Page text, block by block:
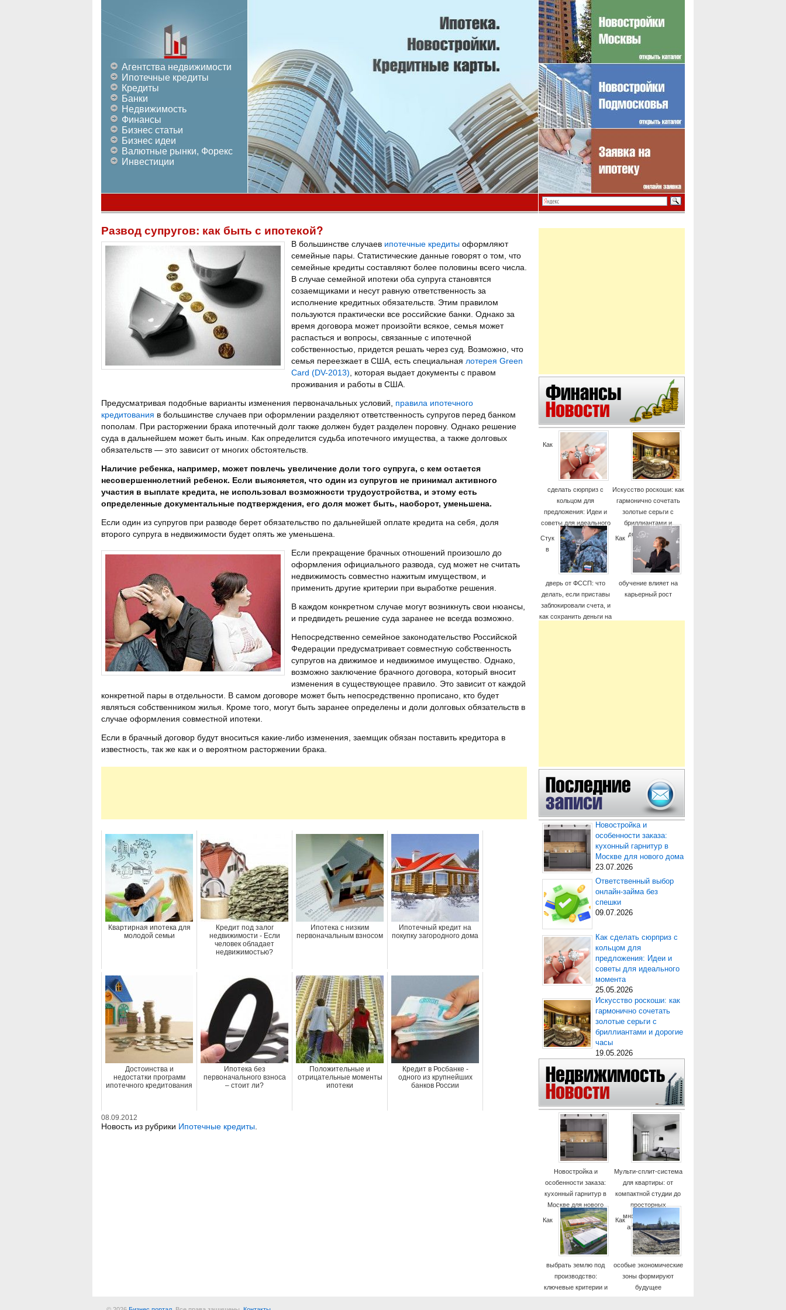
Агентства недвижимости
Ипотечные кредиты
Кредиты
Банки
Недвижимость
Финансы
Бизнес статьи
Бизнес идеи
Валютные рынки, Форекс
Инвестиции
Развод супругов: как быть с ипотекой?
В большинстве случаев ипотечные кредиты оформляют
семейные пары. Статистические данные говорят о том, что
семейные кредиты составляют более половины всего числа.
В случае семейной ипотеки оба супруга становятся
созаемщиками и несут равную ответственность за
исполнение кредитных обязательств. Этим правилом
пользуются практически все российские банки. Однако за
время договора может произойти всякое, семья может
распасться и вопросы, связанные с ипотечной
собственностью, придется решать через суд. Возможно, что
семья переезжает в США, есть специальная лотерея Green
Card (DV-2013) , которая выдает документы с правом
проживания и работы в США.
Предусматривая подобные варианты изменения первоначальных условий, правила ипотечного
кредитования в большинстве случаев при оформлении разделяют ответственность супругов перед банком
пополам. При расторжении брака ипотечный долг также должен будет разделен поровну. Однако решение
суда в дальнейшем может быть иным. Как определится судьба ипотечного имущества, а также долговых
обязательств — это зависит от многих обстоятельств.
Наличие ребенка, например, может повлечь увеличение доли того супруга, с кем остается
несовершеннолетний ребенок. Если выясняется, что один из супругов не принимал активного
участия в выплате кредита, не использовал возможности трудоустройства, и этому есть
определенные документальные подтверждения, его доля может быть, наоборот, уменьшена.
Если один из супругов при разводе берет обязательство по дальнейшей оплате кредита на себя, доля
второго супруга в недвижимости будет опять же уменьшена.
Если прекращение брачных отношений произошло до
оформления официального развода, суд может не считать
недвижимость совместно нажитым имуществом, и
применить другие критерии при выработке решения.
В каждом конкретном случае могут возникнуть свои нюансы,
и предвидеть решение суда заранее не всегда возможно.
Непосредственно семейное законодательство Российской
Федерации предусматривает совместную собственность
супругов на движимое и недвижимое имущество. Однако,
возможно заключение брачного договора, который вносит
изменения в существующее правило. Это зависит от каждой
конкретной пары в отдельности. В самом договоре может быть непосредственно прописано, кто будет
являться собственником жилья. Кроме того, могут быть заранее определены и доли долговых обязательств в
случае оформления совместной ипотеки.
Если в брачный договор будут вноситься какие-либо изменения, заемщик обязан поставить кредитора в
известность, так же как и о вероятном расторжении брака.
Квартирная ипотека для
молодой семьи
Кредит под залог
недвижимости - Если
человек обладает
недвижимостью?
Ипотека с низким
первоначальным взносом
Ипотечный кредит на
покупку загородного дома
Достоинства и
недостатки программ
ипотечного кредитования
Ипотека без
первоначального взноса
– стоит ли?
Положительные и
отрицательные моменты
ипотеки
Кредит в Росбанке -
одного из крупнейших
банков России
08.09.2012
Новость из рубрики Ипотечные кредиты
Как
сделать сюрприз с
кольцом для
предложения: Идеи и
советы для идеального
момента
Искусство роскоши: как
гармонично сочетать
золотые серьги с
бриллиантами и
дорогие часы
Стук
в
дверь от ФССП: что
делать, если приставы
заблокировали счета, и
как сохранить деньги на
Как
обучение влияет на
карьерный рост
Новостройка и
особенности заказа:
кухонный гарнитур в
Москве для нового дома
23.07.2026
Ответственный выбор
онлайн-займа без
спешки
09.07.2026
Как сделать сюрприз с
кольцом для
предложения: Идеи и
советы для идеального
момента
25.05.2026
Искусство роскоши: как
гармонично сочетать
золотые серьги с
бриллиантами и дорогие
часы
19.05.2026
Новостройка и
особенности заказа:
кухонный гарнитур в
Москве для нового
дома
Мульти-сплит-система
для квартиры: от
компактной студии до
просторных
многокомнатных
апартаментов
Как
выбрать землю под
производство:
ключевые критерии и
Как
особые экономические
зоны формируют
будущее